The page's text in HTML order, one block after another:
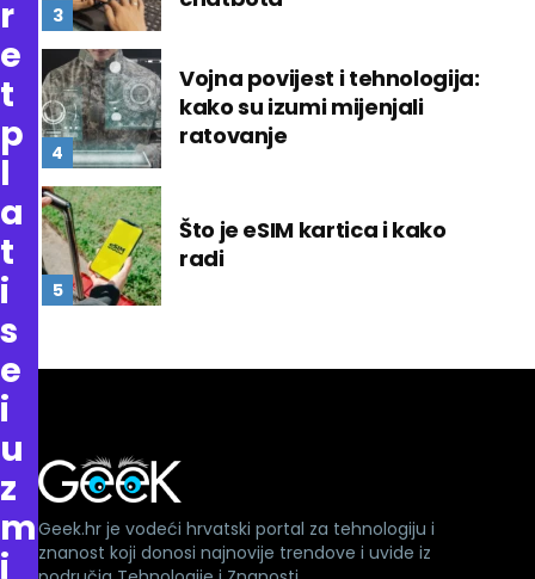
Vojna povijest i tehnologija:
kako su izumi mijenjali
ratovanje
Što je eSIM kartica i kako
radi
r
e
t
p
l
a
t
i
s
e
i
u
z
m
i
Geek.hr je vodeći hrvatski portal za tehnologiju i
znanost koji donosi najnovije trendove i uvide iz